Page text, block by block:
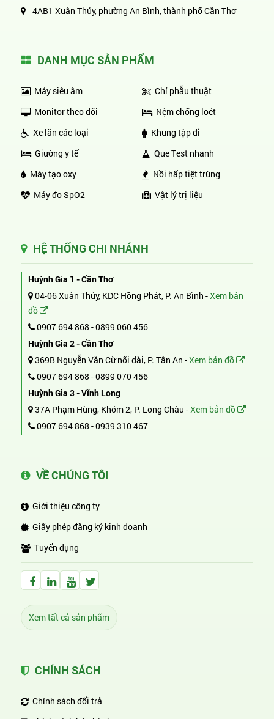
4AB1 Xuân Thủy, phường An Bình, thành phố Cần Thơ
DANH MỤC SẢN PHẨM
Máy siêu âm
Monitor theo dõi
Xe lăn các loại
Giường y tế
Máy tạo oxy
Máy đo SpO2
Chỉ phẫu thuật
Nệm chống loét
Khung tập đi
Que Test nhanh
Nồi hấp tiệt trùng
Vật lý trị liệu
HỆ THỐNG CHI NHÁNH
Huỳnh Gia 1 - Cần Thơ
04-06 Xuân Thủy, KDC Hồng Phát, P. An Bình -Xem bản
đồ
0907 694 868 -0899 060 456
Huỳnh Gia 2 - Cần Thơ
369B Nguyễn Văn Cừ nối dài, P. Tân An -Xem bản đồ
0907 694 868 -0899 070 456
Huỳnh Gia 3 - Vĩnh Long
37A Phạm Hùng, Khóm 2, P. Long Châu -Xem bản đồ
0907 694 868 -0939 310 467
VỀ CHÚNG TÔI
Giới thiệu công ty
Giấy phép đăng ký kinh doanh
Tuyển dụng
Facebook Huỳnh Gia Alpha
LinkedIn Huỳnh Gia Alpha
YouTube Huỳnh Gia Alpha
Twitter Huỳnh Gia Alpha
Xem tất cả sản phẩm
CHÍNH SÁCH
Chính sách đổi trả